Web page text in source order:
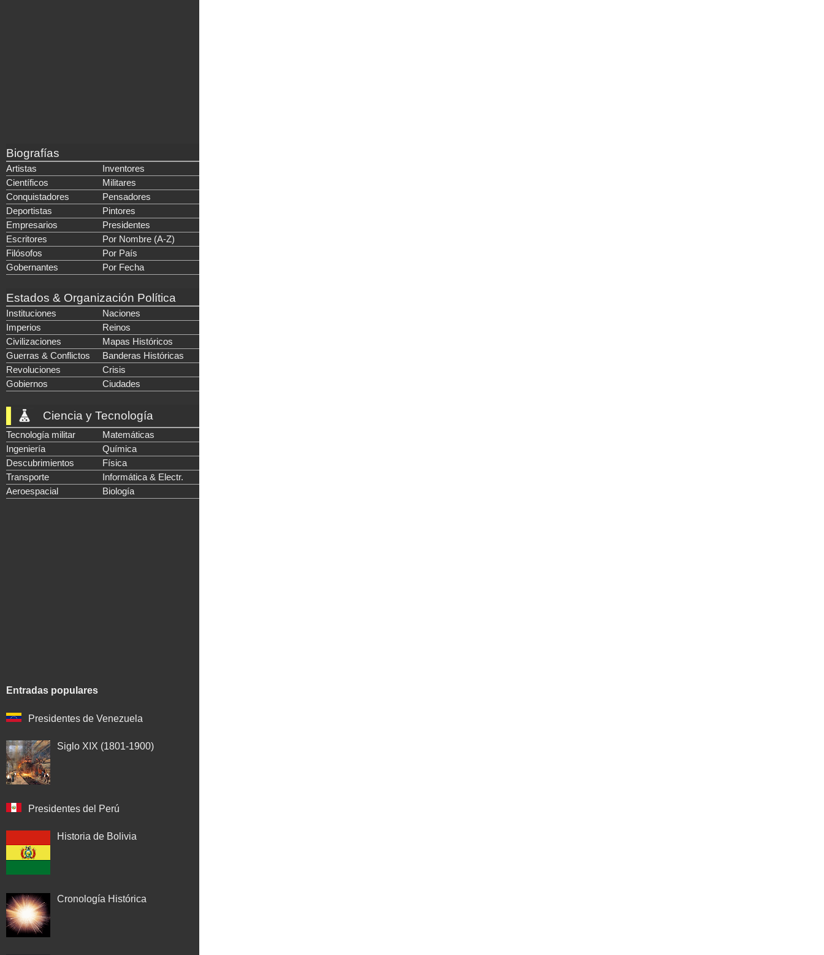
Biografías
Artistas
Inventores
Científicos
Militares
Conquistadores
Pensadores
Deportistas
Pintores
Empresarios
Presidentes
Escritores
Por Nombre (A-Z)
Filósofos
Por País
Gobernantes
Por Fecha
Estados & Organización Política
Instituciones
Naciones
Imperios
Reinos
Civilizaciones
Mapas Históricos
Guerras & Conflictos
Banderas Históricas
Revoluciones
Crisis
Gobiernos
Ciudades
Ciencia y Tecnología
Tecnología militar
Matemáticas
Ingeniería
Química
Descubrimientos
Física
Transporte
Informática & Electr.
Aeroespacial
Biología
Entradas populares
Presidentes de Venezuela
Siglo XIX (1801-1900)
Presidentes del Perú
Historia de Bolivia
Cronología Histórica